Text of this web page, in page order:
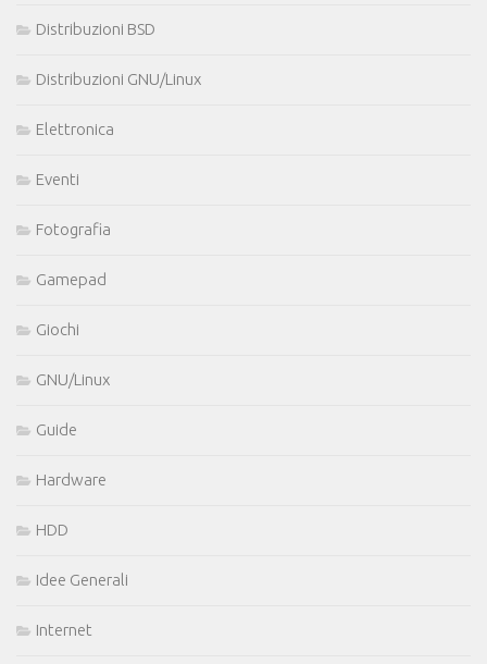
Distribuzioni BSD
Distribuzioni GNU/Linux
Elettronica
Eventi
Fotografia
Gamepad
Giochi
GNU/Linux
Guide
Hardware
HDD
Idee Generali
Internet